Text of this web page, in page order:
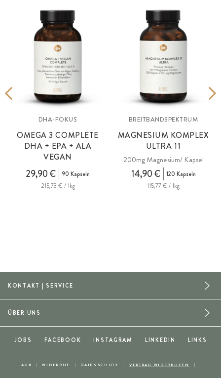
DHA-FOKUS
OMEGA 3 COMPLETE
DHA + EPA + ALA
VEGAN
29,90 €
90 Kapseln
215,73 € / 1kg
BREITBANDSPEKTRUM
MAGNESIUM KOMPLEX
ULTRA 11
200mg Magnesium/ Kapsel
14,90 €
120 Kapseln
115,77 € / 1kg
KONTAKT | SERVICE
AGB WIDERRUF DATENSCHUTZ VERTRAG WIDERRUFEN
ÜBER UNS
JOBS FACEBOOK INSTAGRAM LINKEDIN LINKS